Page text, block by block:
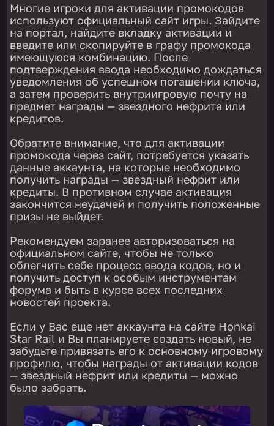
Многие игроки для активации промокодов
используют официальный сайт игры. Зайдите
на портал, найдите вкладку активации и
введите или скопируйте в графу промокода
имеющуюся комбинацию. После
подтверждения ввода необходимо дождаться
уведомления об успешном погашении ключа,
а затем проверить внутриигровую почту на
предмет награды — звездного нефрита или
кредитов.
Обратите внимание, что для активации
промокода через сайт, потребуется указать
данные аккаунта, на которые необходимо
получить награды — звездный нефрит или
кредиты. В противном случае активация
закончится неудачей и получить положенные
призы не выйдет.
Рекомендуем заранее авторизоваться на
официальном сайте, чтобы не только
облегчить себе процесс ввода кодов, но и
получить доступ к особым инструментам
форума и быть в курсе всех последних
новостей проекта.
Если у Вас еще нет аккаунта на сайте Honkai
Star Rail и Вы планируете создать новый, не
забудьте привязать его к основному игровому
профилю, чтобы награды от активации кодов
— звездный нефрит или кредиты — можно
было забрать.